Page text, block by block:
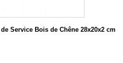
Service Bois de Chêne 28x20x2 cm